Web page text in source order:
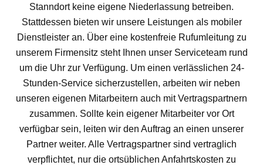
Stanndort keine eigene Niederlassung betreiben.
Stattdessen bieten wir unsere Leistungen als mobiler
Dienstleister an. Über eine kostenfreie Rufumleitung zu
unserem Firmensitz steht Ihnen unser Serviceteam rund
um die Uhr zur Verfügung. Um einen verlässlichen 24-
Stunden-Service sicherzustellen, arbeiten wir neben
unseren eigenen Mitarbeitern auch mit Vertragspartnern
zusammen. Sollte kein eigener Mitarbeiter vor Ort
verfügbar sein, leiten wir den Auftrag an einen unserer
Partner weiter. Alle Vertragspartner sind vertraglich
verpflichtet, nur die ortsüblichen Anfahrtskosten zu